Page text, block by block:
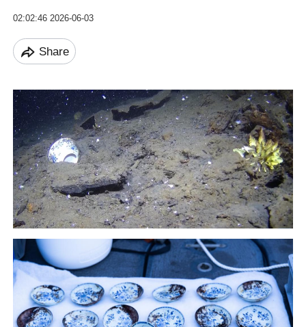
02:02:46 2026-06-03
Share